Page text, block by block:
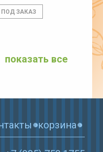
показать все
корзина